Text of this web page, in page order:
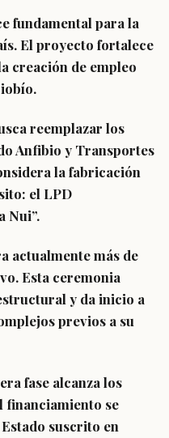
fundamental para la
El proyecto fortalece
creación de empleo
reemplazar los
Anfibio y Transportes
la fabricación
el LPD
Nui”.
actualmente más de
Esta ceremonia
y da inicio a
previos a su
fase alcanza los
financiamiento se
suscrito en